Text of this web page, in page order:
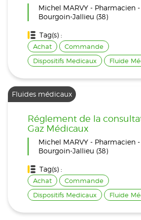
Michel MARVY - Pharmacien -
Bourgoin-Jallieu (38)
Tag(s) :
Achat
Commande
Dispositifs Medicaux
Fluide
Fluides médicaux
Réglement de la
Gaz Médicaux
Michel MARVY - Pharmacien -
Bourgoin-Jallieu (38)
Tag(s) :
Achat
Commande
Dispositifs Medicaux
Fluide